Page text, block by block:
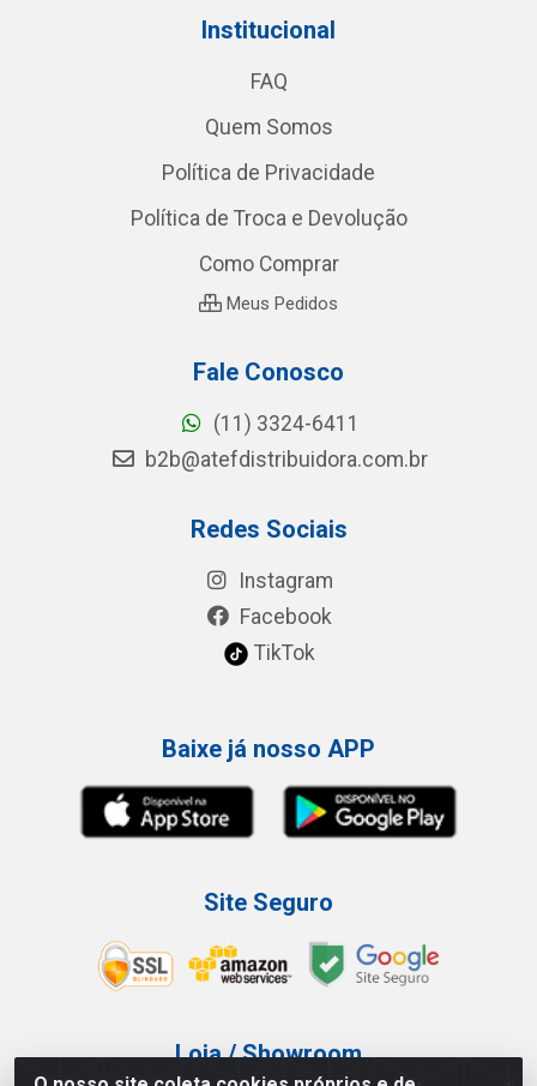
Institucional
FAQ
Quem Somos
Política de Privacidade
Política de Troca e Devolução
Como Comprar
Meus Pedidos
Fale Conosco
(11) 3324-6411
b2b@atefdistribuidora.com.br
Redes Sociais
Instagram
Facebook
TikTok
Baixe já nosso APP
Site Seguro
Loja / Showroom